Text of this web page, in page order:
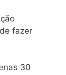
fazer
30